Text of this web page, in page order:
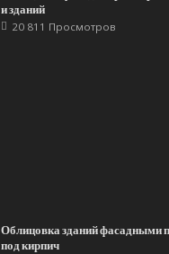
и зданий
20 811 Просмотров
Облицовка зданий фасадными
под кирпич